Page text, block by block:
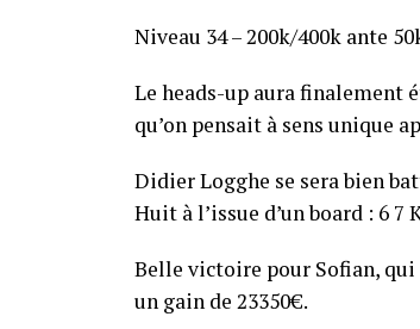
Niveau 34 – 200k/400k ante
Le heads-up aura finalement
qu’on pensait à sens unique
Didier Logghe se sera bien
Huit à l’issue d’un board : 6 7
Belle victoire pour Sofian, qui
un gain de 23350€.